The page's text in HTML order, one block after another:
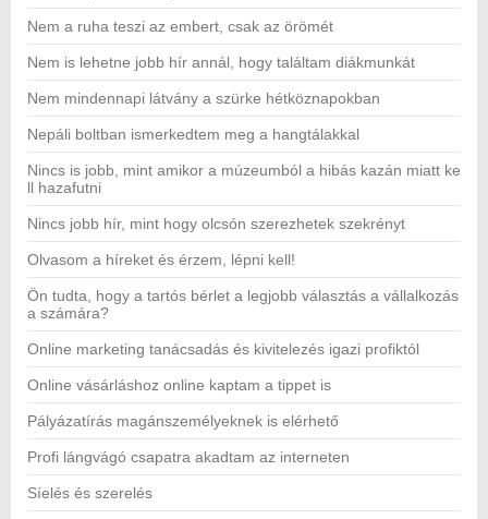
Nem a ruha teszi az embert, csak az örömét
Nem is lehetne jobb hír annál, hogy találtam diákmunkát
Nem mindennapi látvány a szürke hétköznapokban
Nepáli boltban ismerkedtem meg a hangtálakkal
Nincs is jobb, mint amikor a múzeumból a hibás kazán miatt ke
ll hazafutni
Nincs jobb hír, mint hogy olcsón szerezhetek szekrényt
Olvasom a híreket és érzem, lépni kell!
Ön tudta, hogy a tartós bérlet a legjobb választás a vállalkozás
a számára?
Online marketing tanácsadás és kivitelezés igazi profiktól
Online vásárláshoz online kaptam a tippet is
Pályázatírás magánszemélyeknek is elérhető
Profi lángvágó csapatra akadtam az interneten
Síelés és szerelés